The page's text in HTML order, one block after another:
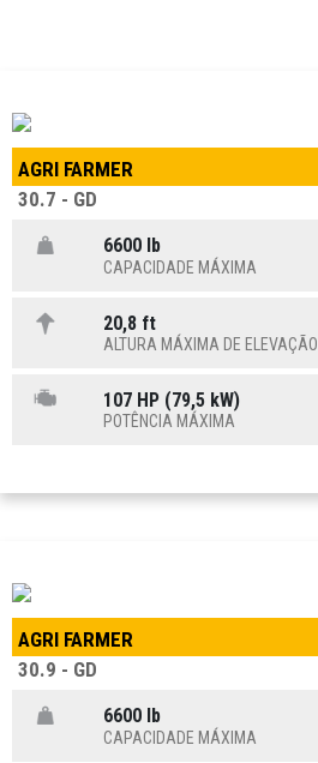
AGRI FARMER
30.7 - GD
6600 lb
CAPACIDADE MÁXIMA
20,8 ft
ALTURA MÁXIMA DE ELEVAÇÃO
107 HP (79,5 kW)
POTÊNCIA MÁXIMA
AGRI FARMER
30.9 - GD
6600 lb
CAPACIDADE MÁXIMA